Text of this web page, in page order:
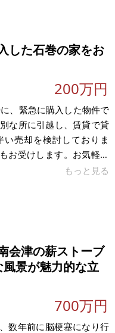
南町 土地：600㎡ 建物：
レート葺2階建 現況：満
800万円 現在家賃 住居側69,
した石巻の家をお
200万円
、緊急に購入した物件で
な所に引越し、賃貸で貸
売却を検討しておりま
お受けします。お気軽に
【物件概要】
町 土地：20坪くらい 建
き家 希望価格：200万円
もっと見る
会津の薪ストーブ
景が魅力的な立
700万円
数年前に脳梗塞になり行